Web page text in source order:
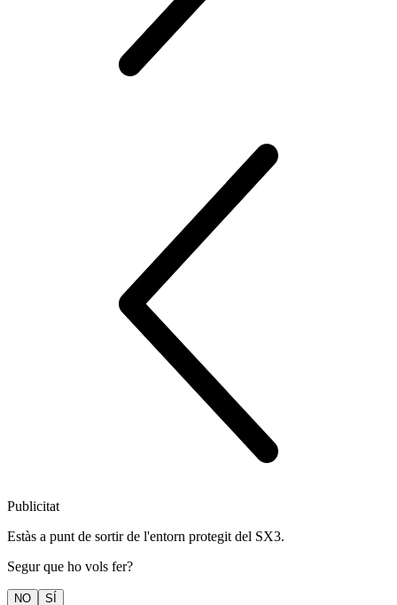
Publicitat
Estàs a punt de sortir de l'entorn protegit del SX3.
Segur que ho vols fer?
NO SÍ